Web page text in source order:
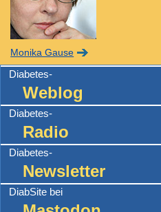
Monika Gause
Diabetes-
Weblog
Diabetes-
Radio
Diabetes-
Newsletter
DiabSite bei